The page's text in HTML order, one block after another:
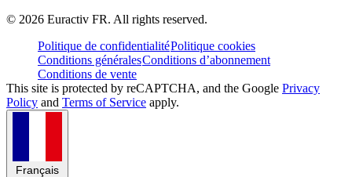
© 2026 Euractiv FR. All rights reserved.
Politique de confidentialitéPolitique cookies
Conditions généralesConditions d’abonnement
Conditions de vente
This site is protected by reCAPTCHA, and the Google Privacy
Policy and Terms of Service apply.
Français